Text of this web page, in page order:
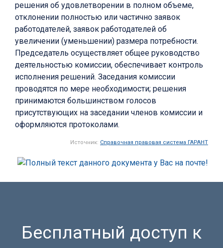
решения об удовлетворении в полном объеме,
отклонении полностью или частично заявок
работодателей, заявок работодателей об
увеличении (уменьшении) размера потребности.
Председатель осуществляет общее руководство
деятельностью комиссии, обеспечивает контроль
исполнения решений. Заседания комиссии
проводятся по мере необходимости; решения
принимаются большинством голосов
присутствующих на заседании членов комиссии и
оформляются протоколами.
Источник: Справочная правовая система ГАРАНТ
Бесплатный доступ к